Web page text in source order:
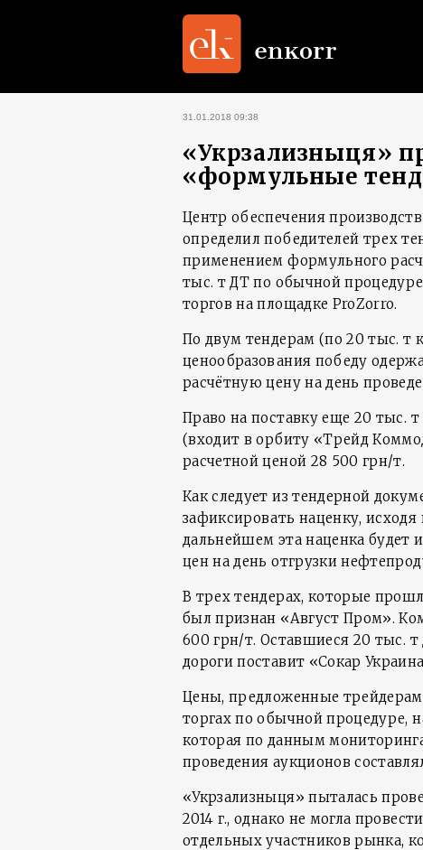
31.01.2018 09:38
«Укрзализныця»
«формульные
Центр обеспечения
определил победителей трех
применением формульного
тыс. т ДТ по обычной
торгов на площадке ProZorro.
По двум тендерам (по 20 тыс.
ценообразования победу
расчётную цену на день
Право на поставку еще 20 тыс.
(входит в орбиту «Трейд
расчетной ценой 28 500 грн/т.
Как следует из тендерной
зафиксировать наценку,
дальнейшем эта наценка будет
цен на день отгрузки
В трех тендерах, которые
был признан «Август Пром».
600 грн/т. Оставшиеся 20 тыс.
дороги поставит «Сокар
Цены, предложенные
торгах по обычной процедуре,
которая по данным
проведения аукционов
«Укрзализныця» пыталась
2014 г., однако не могла
отдельных участников рынка,